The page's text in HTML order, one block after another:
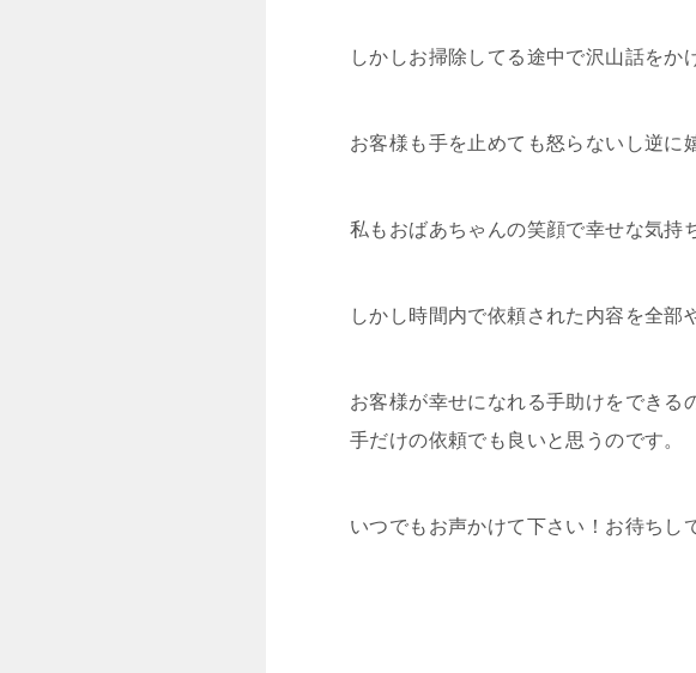
しかしお掃除してる途中で沢山話をか
お客様も手を止めても怒らないし逆に
私もおばあちゃんの笑顔で幸せな気持
しかし時間内で依頼された内容を全
お客様が幸せになれる手助けをできる
手だけの依頼でも良いと思うのです。
いつでもお声かけて下さい！お待ちし